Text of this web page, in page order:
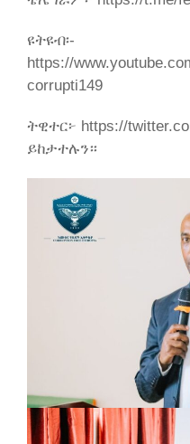
ዩትዩብ፡-
https://
corrupti149
ትዊተር፦ https://
ይከታተሉን።